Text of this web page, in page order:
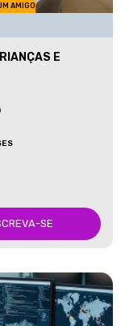
AMIGO
E
SE